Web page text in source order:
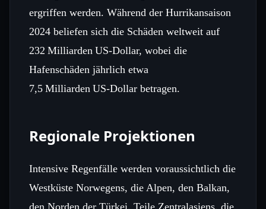
ergriffen werden. Während der Hurrikansaison
2024 beliefen sich die Schäden weltweit auf
232 Milliarden US‑Dollar, wobei die
Hafenschäden jährlich etwa
7,5 Milliarden US‑Dollar betragen.
Regionale Projektionen
Intensive Regenfälle werden voraussichtlich die
Westküste Norwegens, die Alpen, den Balkan,
den Norden der Türkei, Teile Zentralasiens, die